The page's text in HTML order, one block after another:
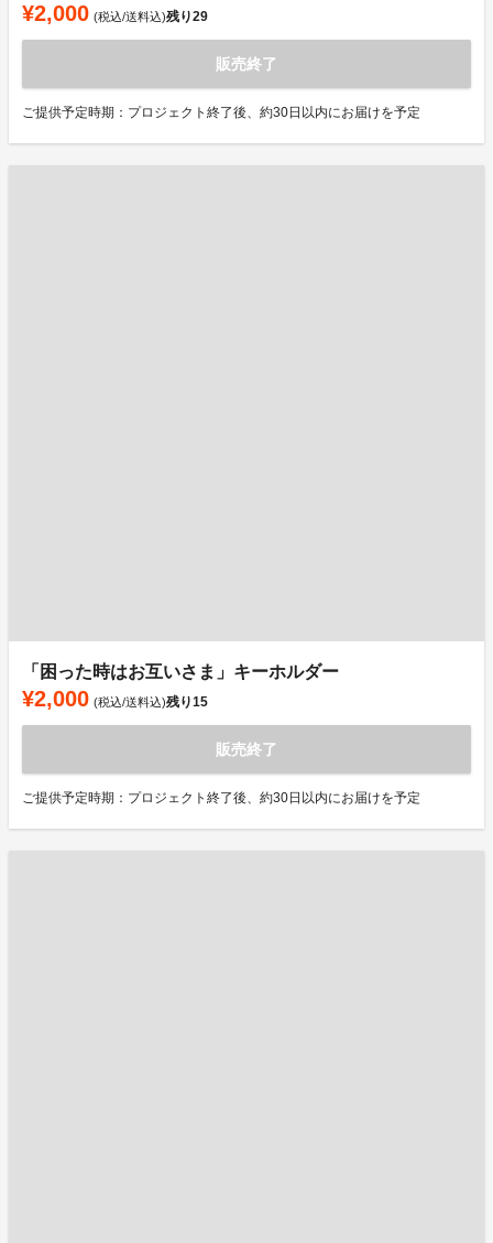
¥2,000 (税込/送料込)残り29
販売終了
ご提供予定時期：プロジェクト終了後、約30日以内にお届けを予定
「困った時はお互いさま」キーホルダー
¥2,000 (税込/送料込)残り15
販売終了
ご提供予定時期：プロジェクト終了後、約30日以内にお届けを予定